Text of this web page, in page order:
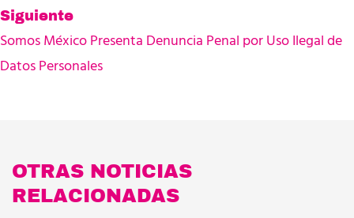
Siguiente
Somos México Presenta Denuncia Penal por Uso Ilegal de
Datos Personales
OTRAS NOTICIAS
RELACIONADAS